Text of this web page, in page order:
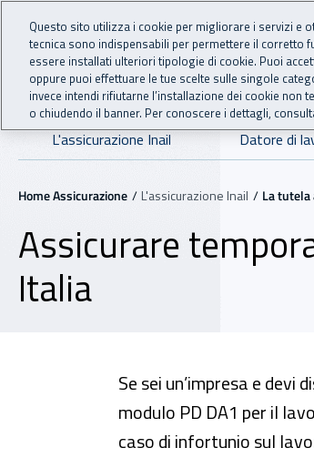
Vai al menu principale
Vai al contenuto principale
INAIL - Istituto
Navigazione principale
L'assicurazione Inail Datore di
Navigazione - Ti trovi in:
Home Assicurazione L'assicurazione Inail La tutela
Assicurare
Italia
Se sei un’impresa e
modulo PD DA1 per il
caso di infortunio sul
Questo sito utilizza i cookie per migliorare i servizi e
tecnica sono indispensabili per permettere il corretto
essere installati ulteriori tipologie di cookie. Puoi
oppure puoi effettuare le tue scelte sulle singole
invece intendi rifiutarne l’installazione dei cookie non
o chiudendo il banner. Per conoscere i dettagli,